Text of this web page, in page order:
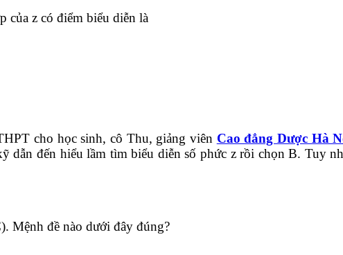
của z có điểm biểu diễn là
cho học sinh, cô Thu, giảng viên Cao đẳng Dược Hà
dẫn đến hiểu lầm tìm biểu diễn số phức z rồi chọn B. Tuy
Mệnh đề nào dưới đây đúng?